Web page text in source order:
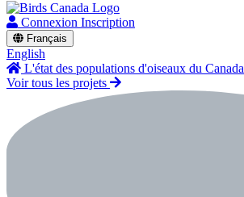
Connexion Inscription
Français
English
L'état des populations d'oiseaux du Canada
Voir tous les projets